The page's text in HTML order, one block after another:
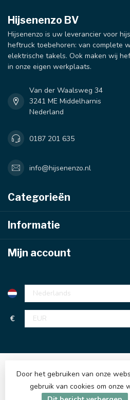
Hijsenenzo BV
Hijsenenzo is uw leverancier voor
heftruck toebehoren: van complete
elektrische takels. Ook maken wij
in onze eigen werkplaats.
Van der Waalsweg 34
3241 ME Middelharnis
Nederland
0187 201 635
info@hijsenenzo.nl
Categorieën
Informatie
Mijn account
€
Door het gebruiken van onze
gebruik van cookies om onze